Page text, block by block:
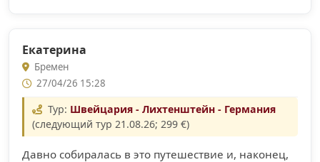
Екатерина
Бремен
27/04/26 15:28
Тур: Швейцария - Лихтенштейн - Германия
(следующий тур 21.08.26; 299 €)
Давно собиралась в это путешествие и, наконец,